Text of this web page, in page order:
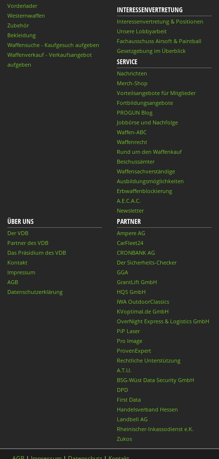
Vorderlader
Westernwaffen
Zubehör
Bekleidung
Waffensuche - Kaufgesuch aufgeben
Waffenverkauf - Verkaufsangebot
aufgeben
INTERESSENVERTRETUNG
Interessenvertretung & Positionen
Unsere Lobbyarbeit
Fachausschuss Airsoft & Paintball
Gesetzgebung im Überblick
SERVICE
Nachrichten
Merch-Shop
Vorteilsangebote für Mitglieder
Fortbildungsangebote
PROGUN Blog
Jobbörse und Nachfolge
Waffen-ABC
Waffenrecht
Rund um den Waffenkauf
Beschussämter
Waffensachverständige
Ausbildungsmöglichkeiten
Erbwaffenblockierung
A.E.C.A.C.
Newsletter
ÜBER UNS
Der VDB
Partner des VDB
Das Präsidium des VDB
Kontakt
Impressum
AGB
Datenschutzerklärung
PARTNER
Ampere AG
CarFleet24
CRONBANK AG
Der Sicherheits-Checker
GGA
GrantLift GmbH
HQS GmbH
IWA OutdoorClassics
KVoptimal.de GmbH
OverNight Express & Logistics GmbH
PiP Laser
Pro Image
ProvenExpert
Rechtliche Unterstützung
A.T.U.
BSG-Wüst Data Security GmbH
DPD
First Data
Handelsverband Hessen
Landbell AG
Rheinischer-Inkassodienst e.K.
Zukos